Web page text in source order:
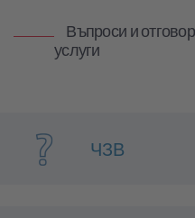
Въпроси и
услуги
ЧЗВ